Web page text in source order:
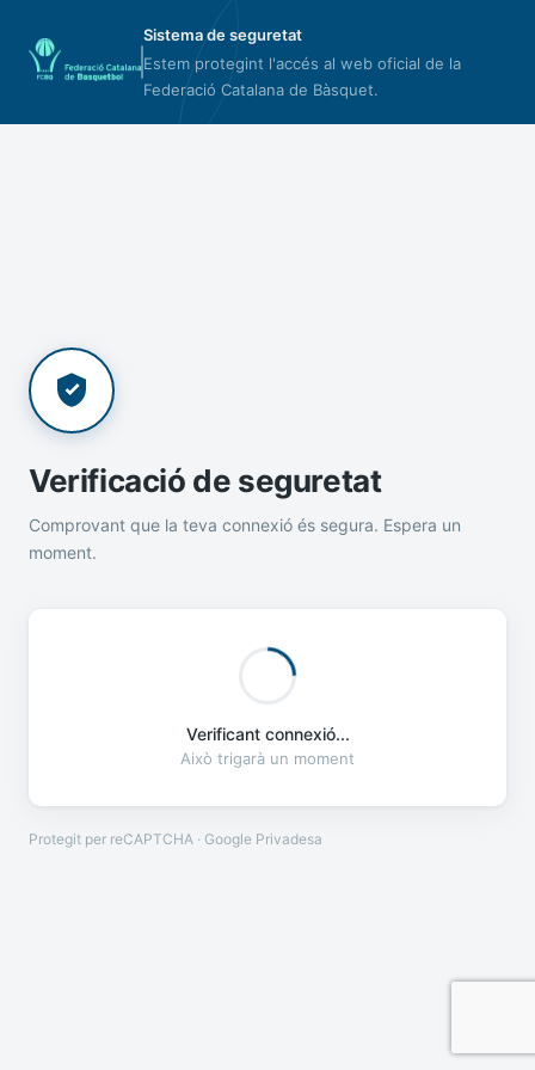
Sistema de seguretat
Estem protegint l'accés al web oficial de la
Federació Catalana de Bàsquet.
Verificació de seguretat
Comprovant que la teva connexió és segura. Espera un
moment.
Verificant connexió...
Això trigarà un moment
Protegit per reCAPTCHA · Google Privadesa